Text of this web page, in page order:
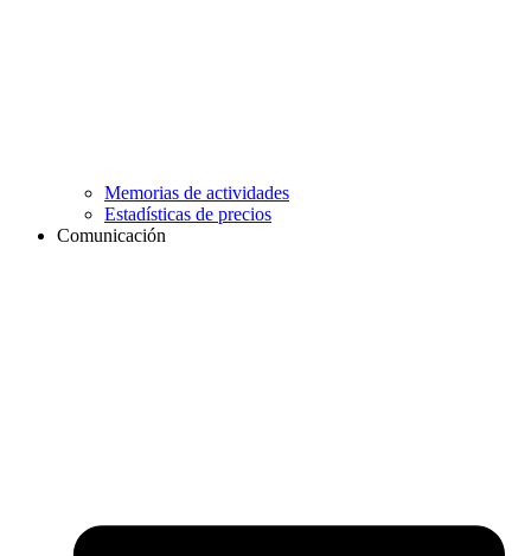
Memorias de actividades
Estadísticas de precios
Comunicación